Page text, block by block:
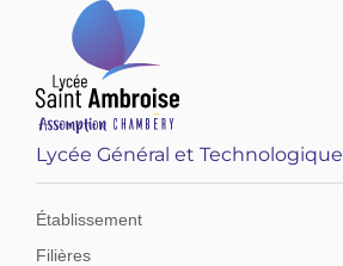
Lycée Général et Technologique
Établissement
Filières